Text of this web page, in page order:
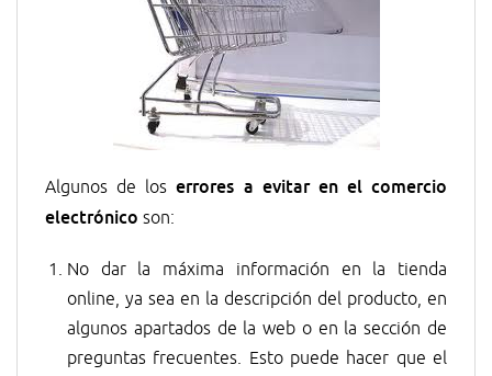
Algunos de loserrores a evitar en el comercio
electrónico son:
No dar la máxima información en la tienda
online, ya sea en la descripción del producto, en
algunos apartados de la web o en la sección de
preguntas frecuentes. Esto puede hacer que el